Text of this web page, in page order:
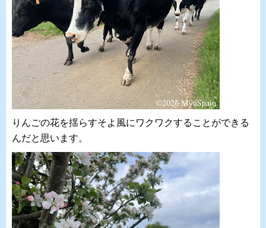
りんごの花を揺らすそよ風にワクワクすることができる
んだと思います。